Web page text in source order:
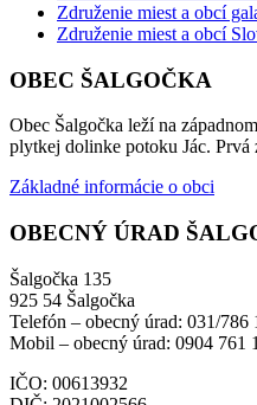
Združenie miest a obcí
Združenie miest a obcí
OBEC ŠALGOČKA
Obec Šalgočka leží na
plytkej dolinke potoku Jác.
Základné informácie o obci
OBECNÝ ÚRAD
Šalgočka 135
925 54 Šalgočka
Telefón – obecný úrad: 031/786
Mobil – obecný úrad: 0904 761
IČO: 00613932